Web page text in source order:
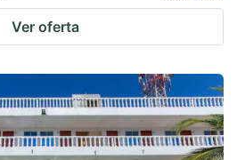
Ver oferta